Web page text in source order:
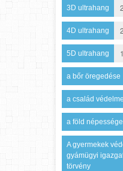
3D ultrahang 2
4D ultrahang 2
5D ultrahang 1
a bőr öregedése
a család védelme
a föld népessége
A gyermekek
gyámügyi
törvény